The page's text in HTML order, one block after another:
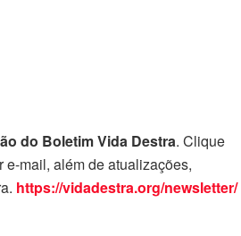
do Boletim Vida Destra. Clique
mail, além de atualizações,
https://vidadestra.org/newsletter/